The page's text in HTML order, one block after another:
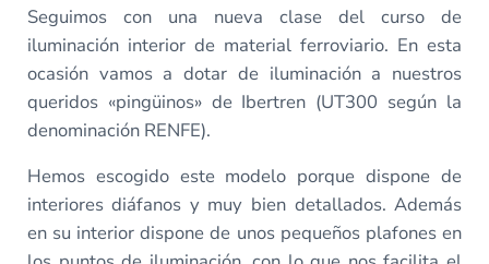
Seguimos con una nueva clase del curso de
iluminación interior de material ferroviario. En esta
ocasión vamos a dotar de iluminación a nuestros
queridos «pingüinos» de Ibertren (UT300 según la
denominación RENFE).
Hemos escogido este modelo porque dispone de
interiores diáfanos y muy bien detallados. Además
en su interior dispone de unos pequeños plafones en